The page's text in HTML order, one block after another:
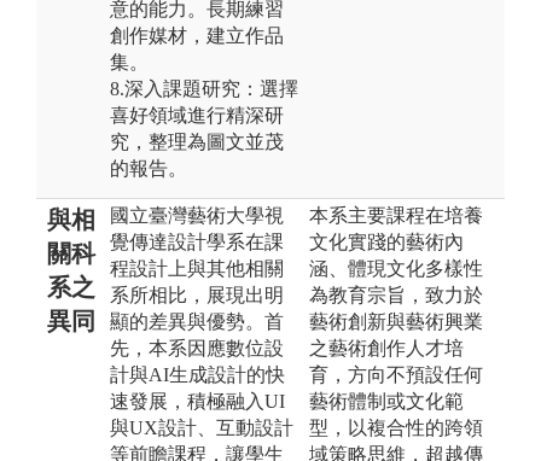
意的能力。長期練習
創作媒材，建立作品
集。
8.深入課題研究：選擇
喜好領域進行精深研
究，整理為圖文並茂
的報告。
與相
關科
系之
異同
國立臺灣藝術大學視
覺傳達設計學系在課
程設計上與其他相關
系所相比，展現出明
顯的差異與優勢。首
先，本系因應數位設
計與AI生成設計的快
速發展，積極融入UI
與UX設計、互動設計
等前瞻課程，讓學生
本系主要課程在培養
文化實踐的藝術內
涵、體現文化多樣性
為教育宗旨，致力於
藝術創新與藝術興業
之藝術創作人才培
育，方向不預設任何
藝術體制或文化範
型，以複合性的跨領
域策略思維，超越傳